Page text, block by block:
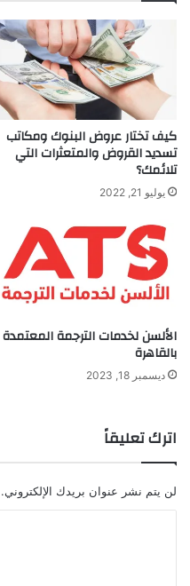
كيف تختار عروض البنوك ومكاتب
تسديد القروض والمتعثرات التي
تلائمك؟
يوليو 21, 2022
الألسن لخدمات الترجمة المعتمدة
بالقاهرة
ديسمبر 18, 2023
اترك تعليقاً
لن يتم نشر عنوان بريدك الإلكتروني.